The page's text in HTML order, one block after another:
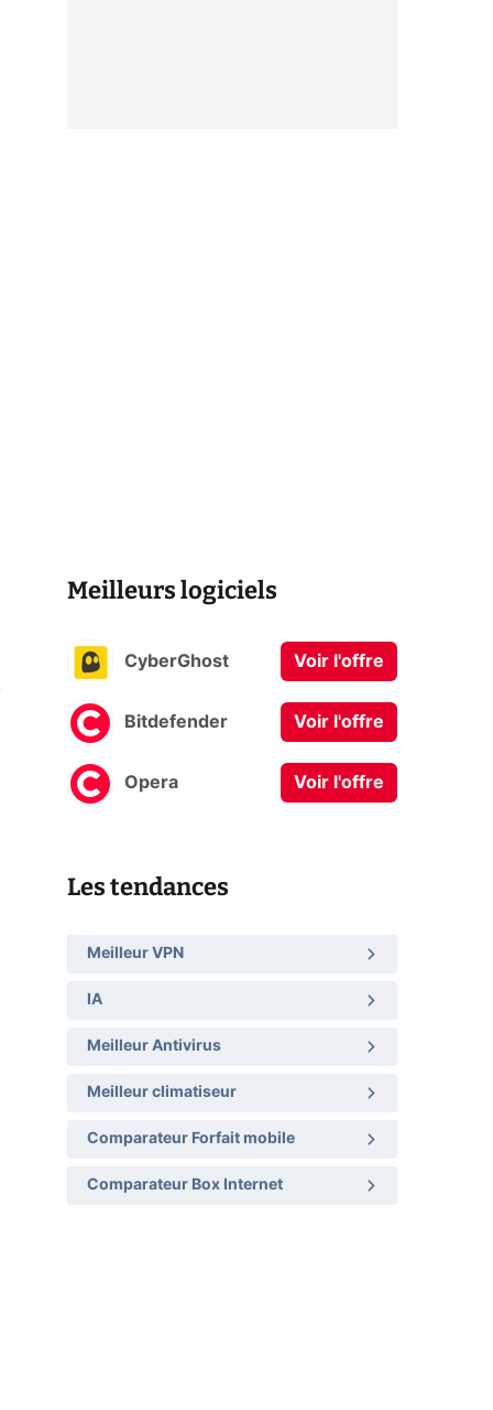
Meilleurs logiciels
CyberGhost Voir l'offre
Bitdefender Voir l'offre
Opera Voir l'offre
Les tendances
Meilleur VPN
IA
Meilleur Antivirus
Meilleur climatiseur
Comparateur Forfait mobile
Comparateur Box Internet